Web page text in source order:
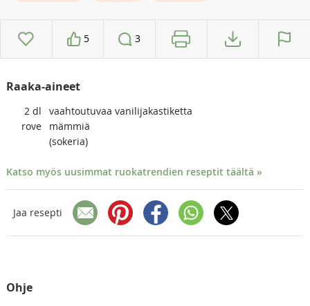
5 3
Raaka-aineet
2 dl
vaahtoutuvaa vanilijakastiketta
rove
mämmiä
(sokeria)
Katso myös uusimmat ruokatrendien reseptit täältä »
Jaa resepti
Ohje